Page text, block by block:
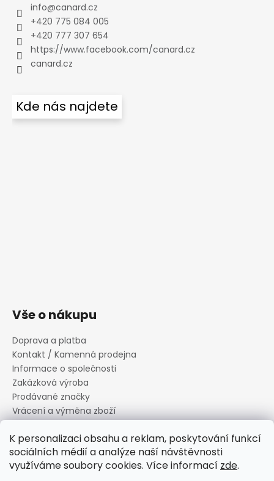
K personalizaci obsahu a reklam, poskytování funkcí
sociálních médií a analýze naší návštěvnosti
využíváme soubory cookies. Více informací zde.
info@canard.cz
+420 775 084 005
+420 777 307 654
https://www.facebook.com/canard.cz
canard.cz
Kde nás najdete
Vše o nákupu
Doprava a platba
Kontakt / Kamenná prodejna
Informace o společnosti
Zakázková výroba
Prodávané značky
Vrácení a výměna zboží
Informace o souborech cookies
Reklamační řád
Obchodní podmínky